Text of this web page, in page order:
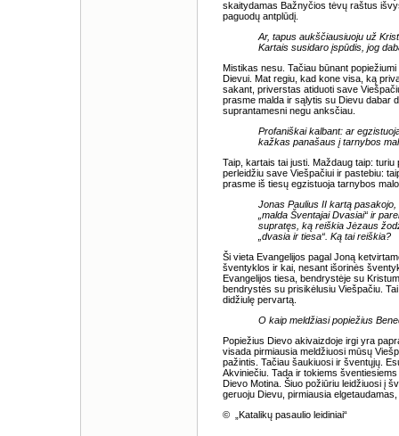
skaitydamas Bažnyčios tėvų raštus
paguodų antplūdį.
Ar, tapus aukščiausiuoju už
Kartais susidaro įspūdis, jog
Mistikas nesu. Tačiau būnant
Dievui. Mat regiu, kad kone visa, ką
sakant, priverstas atiduoti save
prasme malda ir sąlytis su Dievu dabar
suprantamesni negu anksčiau.
Profaniškai kalbant: ar
kažkas panašaus į tarnybos
Taip, kartais tai justi. Maždaug taip:
perleidžiu save Viešpačiui ir pastebiu:
prasme iš tiesų egzistuoja tarnybos
Jonas Paulius II kartą
„malda Šventajai Dvasiai“ ir
supratęs, ką reiškia Jėzaus
„dvasia ir tiesa“. Ką tai reiškia?
Ši vieta Evangelijos pagal Joną
šventyklos ir kai, nesant išorinės
Evangelijos tiesa, bendrystėje su
bendrystės su prisikėlusiu Viešpačiu.
didžiulę pervartą.
O kaip meldžiasi popiežius
Popiežius Dievo akivaizdoje irgi yra
visada pirmiausia meldžiuosi mūsų
pažintis. Tačiau šaukiuosi ir šventųjų.
Akviniečiu. Tada ir tokiems
Dievo Motina. Šiuo požiūriu leidžiuosi į
geruoju Dievu, pirmiausia
© „Katalikų pasaulio leidiniai“